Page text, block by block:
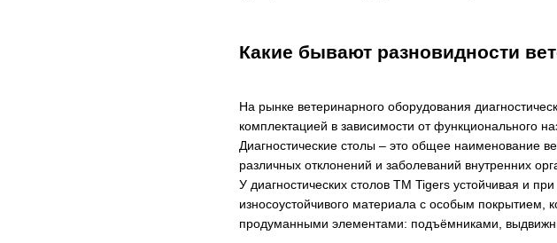
Какие бывают разновидности
На рынке ветеринарного оборудования
комплектацией в зависимости от функционального
Диагностические столы – это общее наименование
различных отклонений и заболеваний внутренних
У диагностических столов ТМ Tigers устойчивая и
износоустойчивого материала с особым
продуманными элементами: подъёмниками,